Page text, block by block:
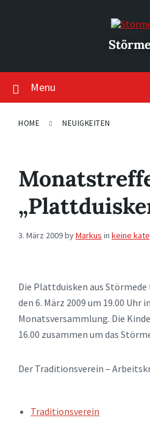
Menu
HOME NEUIGKEITEN
3. März 2009byMarkus in keine
Die Plattduisken aus
den 6. März 2009 um 19.00 Uhr
Monatsversammlung. Die
16.00 zusammen um das
Der Traditionsverein –
TAGS:Traditionsverein